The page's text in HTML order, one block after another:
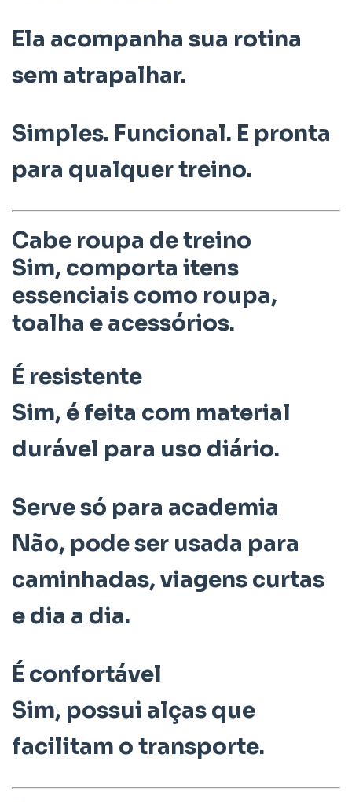
Ela acompanha sua rotina
sem atrapalhar.
Simples. Funcional. E pronta
para qualquer treino.
Cabe roupa de treino
Sim, comporta itens
essenciais como roupa,
toalha e acessórios.
É resistente
Sim, é feita com material
durável para uso diário.
Serve só para academia
Não, pode ser usada para
caminhadas, viagens curtas
e dia a dia.
É confortável
Sim, possui alças que
facilitam o transporte.